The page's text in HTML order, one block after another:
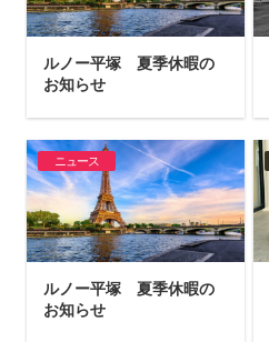
ルノー平塚 夏季休暇の
お知らせ
ニュース
ルノー平塚 夏季休暇の
お知らせ